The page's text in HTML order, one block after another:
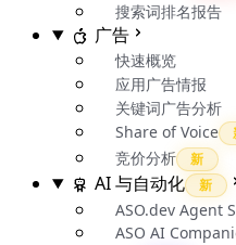
搜索词排名报告
广告
快速概览
应用广告情报
关键词广告分析
Share of Voice
竞价分析 新
AI 与自动化 新
ASO.dev Agent
ASO AI